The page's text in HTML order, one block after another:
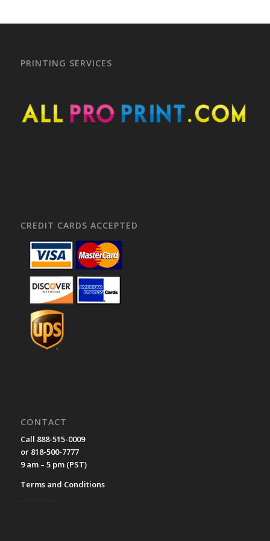
PRINTING SERVICES
CREDIT CARDS ACCEPTED
CONTACT
Call 888-515-0009
or 818-500-7777
9 am – 5 pm (PST)
Terms and Conditions